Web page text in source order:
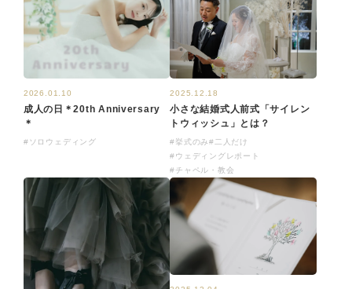
2026.01.10
成人の日＊20th Anniversary
＊
#ソロウェディング
2025.12.18
小さな結婚式人前式「サイレン
トウィッシュ」とは？
#挙式のみ#二人だけ
#ウェディングレポート
#チャペル・教会